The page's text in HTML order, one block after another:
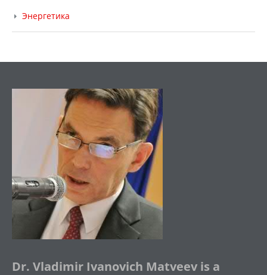
Энергетика
Dr. Vladimir Ivanovich Matveev is a